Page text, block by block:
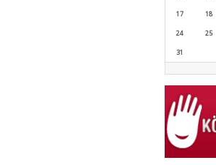
17 18
24 25
31